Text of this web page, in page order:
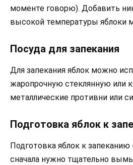
моменте говорю). Добавить
высокой температуры яблоки
Посуда для запекания
Для запекания яблок можно
жаропрочную стеклянную или
металлические противни или
Подготовка яблок к
Подготовка яблок к запеканию
сначала нужно тщательно